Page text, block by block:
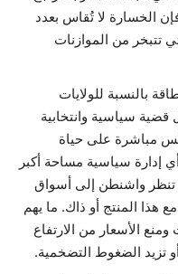
الخسارة لا تُقاس بعدد
تتبخر من الموازنات
بالنسبة للولايات
سياسية وانتخابية
مباشرة على حياة
إدارة سياسية مساحة أكبر
تنظر واشنطن إلى أسواق
هذا المنتج أو ذاك. ما يهم
الأسعار من الارتفاع
تزيد الضغوط التضخمية.